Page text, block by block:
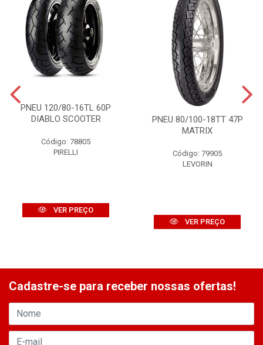
PNEU 120/80-16TL 60P
DIABLO SCOOTER
Código: 78805
PIRELLI
VER PREÇO
PNEU 80/100-18TT 47P
MATRIX
Código: 79905
LEVORIN
VER PREÇO
Cadastre-se para receber nossas ofertas!